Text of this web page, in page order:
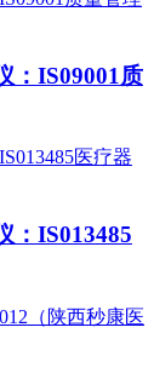
：IS09001质
：IS013485